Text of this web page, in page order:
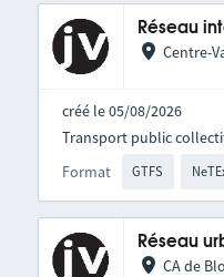
Réseau
Centre-
créé le 05/08/2026
Format GTFS
Transport public
Réseau
CA de